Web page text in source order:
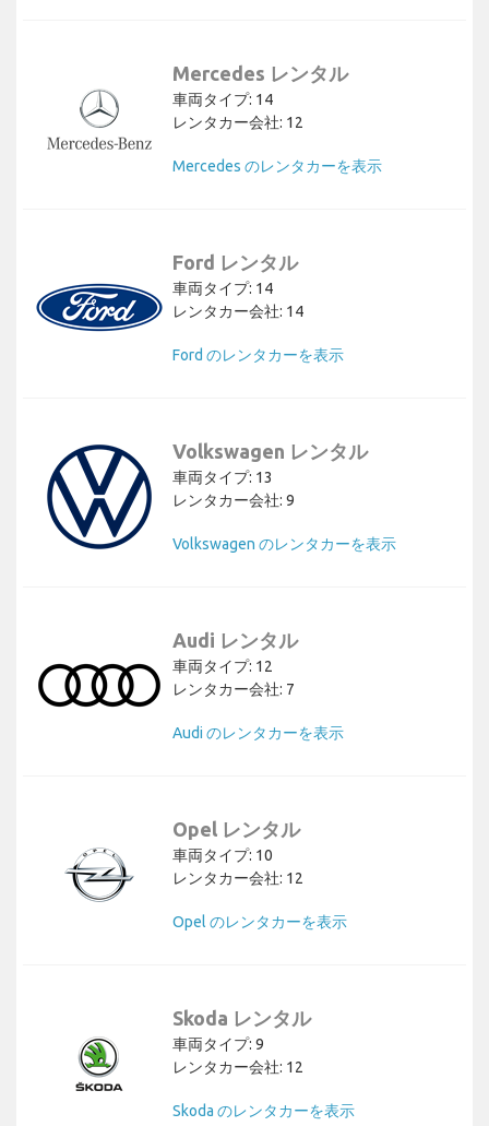
Mercedes レンタル
車両タイプ: 14
レンタカー会社: 12
Mercedes のレンタカーを表示
Ford レンタル
車両タイプ: 14
レンタカー会社: 14
Ford のレンタカーを表示
Volkswagen レンタル
車両タイプ: 13
レンタカー会社: 9
Volkswagen のレンタカーを表示
Audi レンタル
車両タイプ: 12
レンタカー会社: 7
Audi のレンタカーを表示
Opel レンタル
車両タイプ: 10
レンタカー会社: 12
Opel のレンタカーを表示
Skoda レンタル
車両タイプ: 9
レンタカー会社: 12
Skoda のレンタカーを表示